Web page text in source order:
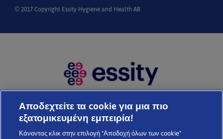
© 2017 Copyright Essity Hygiene and Health AB
Η Essity είναι μια παγκόσμια, κορυφαία εταιρεία υγιεινής και
υγείας. Κάθε μέρα, τα προϊόντα, οι λύσεις και οι υπηρεσίες μας
χρησιμοποιούνται από ένα δισεκατομμύριο ανθρώπους σε
όλο τον κόσμο. Στόχος μας είναι να καταρρίψουμε τα εμπόδια
Αποδεχτείτε τα cookie για μια πιο
εξατομικευμένη εμπειρία!
Κάνοντας κλικ στην επιλογή "Αποδοχή όλων των cookie"